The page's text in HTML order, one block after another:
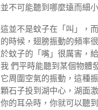
並不可能聽到哪麼遠而細
這並不是蚊子在「叫」，
的時候，翅膀振動的頻率
於蚊子的「嘴」很厲害，
我 們平時能聽到某個物體
它周圍空氣的振動，這種
顆石子投到湖中心，湖面
你的耳朵時，你就可以聽